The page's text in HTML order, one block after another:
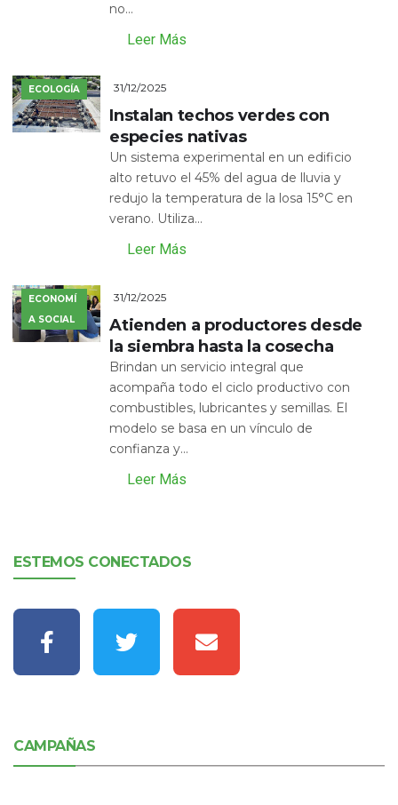
no...
Leer Más
ECOLOGÍA 31/12/2025
Instalan techos verdes con
especies nativas
Un sistema experimental en un edificio
alto retuvo el 45% del agua de lluvia y
redujo la temperatura de la losa 15°C en
verano. Utiliza...
Leer Más
ECONOMÍ
A SOCIAL
31/12/2025
Atienden a productores desde
la siembra hasta la cosecha
Brindan un servicio integral que
acompaña todo el ciclo productivo con
combustibles, lubricantes y semillas. El
modelo se basa en un vínculo de
confianza y...
Leer Más
ESTEMOS CONECTADOS
CAMPAÑAS